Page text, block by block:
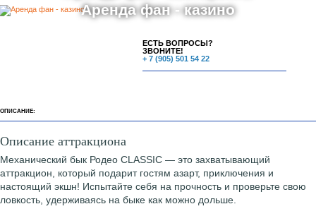
Аренда фан - казино
ЕСТЬ ВОПРОСЫ?
ЗВОНИТЕ!
+ 7 (905) 501 54 22
ОПИСАНИЕ:
Описание аттракциона
Механический бык Родео CLASSIC — это захватывающий
аттракцион, который подарит гостям азарт, приключения и
настоящий экшн! Испытайте себя на прочность и проверьте свою
ловкость, удерживаясь на быке как можно дольше.